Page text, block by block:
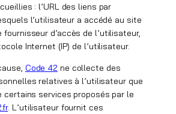
: l’URL des liens par
l’utilisateur a accédé au site
fournisseur d’accès de l’utilisateur,
Internet (IP) de l’utilisateur.
Code 42 ne collecte des
relatives à l’utilisateur que
certains services proposés par le
. L’utilisateur fournit ces